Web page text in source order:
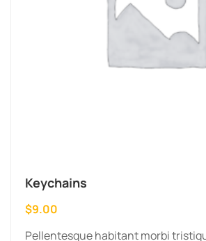
Keychains
$9.00
Pellentesque habitant morbi